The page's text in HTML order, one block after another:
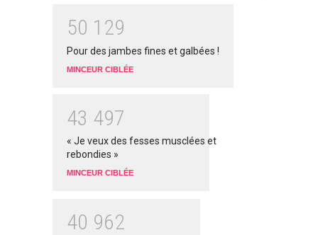
50 1 29
Pour des jambes fines et galbées !
MINCEUR CIBLÉE
43 497
« Je veux des fesses musclées et
rebondies »
MINCEUR CIBLÉE
40 962